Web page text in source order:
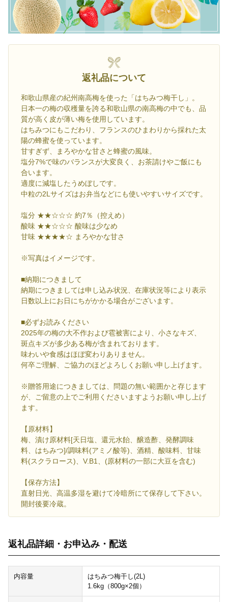
返礼品について
和歌山県産の紀州南高梅を使った「はちみつ梅干し」。
日本一の梅の収穫量を誇る和歌山県の南高梅の中でも、品
質が高く皮が薄い梅を使用しています。
はちみつにもこだわり、フランスのひまわりから採れた太
陽の蜂蜜を使っています。
甘すぎず、まろやかな甘さと蜂蜜の風味。
塩分7%で味のバランスが大変良く、お茶請けやご飯にも
合います。
適度に減塩したうめぼしです。
中粒の2Lサイズはお弁当などにも使いやすいサイズです。
塩分 ★★☆☆☆ 約7％（控えめ）
酸味 ★★☆☆☆ 酸味は少なめ
甘味 ★★★★☆ まろやかな甘さ
※写真はイメージです。
■納期につきまして
納期につきましては申し込み状況、在庫状況等により表示
日数以上にお日にちがかかる場合がございます。
■必ずお読みください
2025年の梅の大不作および雹被害により、小さなキズ、
斑点キズが多少ある梅が含まれております。
味わいや食感はほぼ変わりありません。
何卒ご理解、ご協力のほどよろしくお願い申し上げます。
※贈答用途につきましては、問題の無い範囲かと存じます
が、ご留意の上でご利用くださいますようお願い申し上げ
ます。
【原材料】
梅、漬け原材料[天日塩、還元水飴、醸造酢、発酵調味
料、はちみつ]/調味料(アミノ酸等)、酒精、酸味料、甘味
料(スクラロース)、V.B1、(原材料の一部に大豆を含む)
【保存方法】
直射日光、高温多湿を避けて冷暗所にて保存して下さい。
開封後要冷蔵。
返礼品詳細・お申込み・配送
内容量
はちみつ梅干し(2L)
1.6kg（800g×2個）